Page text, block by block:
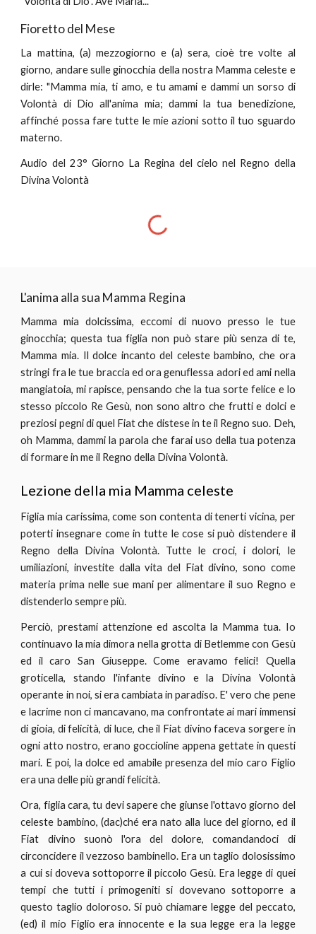
Fioretto del Mese
La mattina, (a) mezzogiorno e (a) sera, cioè tre volte al
giorno, andare sulle ginocchia della nostra Mamma celeste e
dirle: "Mamma mia, ti amo, e tu amami e dammi un sorso di
Volontà di Dio all'anima mia; dammi la tua benedizione,
affinché possa fare tutte le mie azioni sotto il tuo sguardo
materno.
Audio del 23° Giorno La Regina del cielo nel Regno della
Divina Volontà
L'anima alla sua Mamma Regina
Mamma mia dolcissima, eccomi di nuovo presso le tue
ginocchia; questa tua figlia non può stare più senza di te,
Mamma mia. Il dolce incanto del celeste bambino, che ora
stringi fra le tue braccia ed ora genuflessa adori ed ami nella
mangiatoia, mi rapisce, pensando che la tua sorte felice e lo
stesso piccolo Re Gesù, non sono altro che frutti e dolci e
preziosi pegni di quel Fiat che distese in te il Regno suo. Deh,
oh Mamma, dammi la parola che farai uso della tua potenza
di formare in me il Regno della Divina Volontà.
Lezione della mia Mamma celeste
Figlia mia carissima, come son contenta di tenerti vicina, per
poterti insegnare come in tutte le cose si può distendere il
Regno della Divina Volontà. Tutte le croci, i dolori, le
umiliazioni, investite dalla vita del Fiat divino, sono come
materia prima nelle sue mani per alimentare il suo Regno e
distenderlo sempre più.
Perciò, prestami attenzione ed ascolta la Mamma tua. Io
continuavo la mia dimora nella grotta di Betlemme con Gesù
ed il caro San Giuseppe. Come eravamo felici! Quella
groticella, stando l'infante divino e la Divina Volontà
operante in noi, si era cambiata in paradiso. E' vero che pene
e lacrime non ci mancavano, ma confrontate ai mari immensi
di gioia, di felicità, di luce, che il Fiat divino faceva sorgere in
ogni atto nostro, erano goccioline appena gettate in questi
mari. E poi, la dolce ed amabile presenza del mio caro Figlio
era una delle più grandi felicità.
Ora, figlia cara, tu devi sapere che giunse l'ottavo giorno del
celeste bambino, (dac)ché era nato alla luce del giorno, ed il
Fiat divino suonò l'ora del dolore, comandandoci di
circoncidere il vezzoso bambinello. Era un taglio dolosissimo
a cui si doveva sottoporre il piccolo Gesù. Era legge di quei
tempi che tutti i primogeniti si dovevano sottoporre a
questo taglio doloroso. Si può chiamare legge del peccato,
(ed) il mio Figlio era innocente e la sua legge era la legge